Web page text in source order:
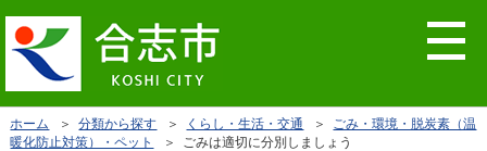
ホーム ＞分類から探す ＞ くらし・生活・交通 ＞ ごみ・環境・脱炭素（温
暖化防止対策）・ペット
＞ ごみは適切に分別しましょう